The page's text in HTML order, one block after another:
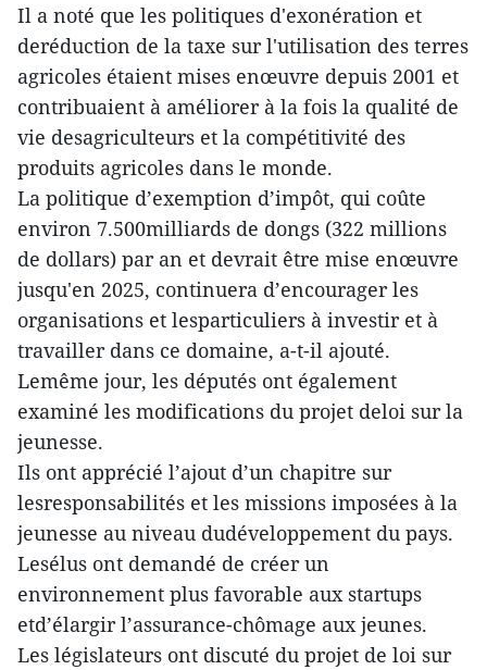
Il a noté que les politiques d'exonération et
deréduction de la taxe sur l'utilisation des terres
agricoles étaient mises enœuvre depuis 2001 et
contribuaient à améliorer à la fois la qualité de
vie desagriculteurs et la compétitivité des
produits agricoles dans le monde.
La politique d’exemption d’impôt, qui coûte
environ 7.500milliards de dongs (322 millions
de dollars) par an et devrait être mise enœuvre
jusqu'en 2025, continuera d’encourager les
organisations et lesparticuliers à investir et à
travailler dans ce domaine, a-t-il ajouté.
Lemême jour, les députés ont également
examiné les modifications du projet deloi sur la
jeunesse.
Ils ont apprécié l’ajout d’un chapitre sur
lesresponsabilités et les missions imposées à la
jeunesse au niveau dudéveloppement du pays.
Lesélus ont demandé de créer un
environnement plus favorable aux startups
etd’élargir l’assurance-chômage aux jeunes.
Les législateurs ont discuté du projet de loi sur